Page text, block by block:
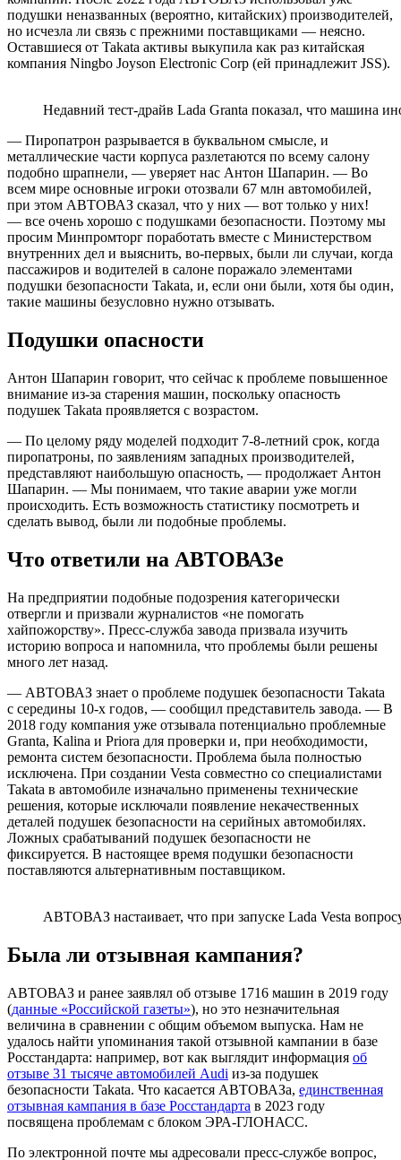
подушки неназванных (вероятно, китайских) производителей,
но исчезла ли связь с прежними поставщиками — неясно.
Оставшиеся от Takata активы выкупила как раз китайская
компания Ningbo Joyson Electronic Corp (ей принадлежит JSS).
Недавний тест-драйв Lada Granta показал, что машина
— Пиропатрон разрывается в буквальном смысле, и
металлические части корпуса разлетаются по всему салону
подобно шрапнели, — уверяет нас Антон Шапарин. — Во
всем мире основные игроки отозвали 67 млн автомобилей,
при этом АВТОВАЗ сказал, что у них — вот только у них!
— все очень хорошо с подушками безопасности. Поэтому мы
просим Минпромторг поработать вместе с Министерством
внутренних дел и выяснить, во-первых, были ли случаи, когда
пассажиров и водителей в салоне поражало элементами
подушки безопасности Takata, и, если они были, хотя бы один,
такие машины безусловно нужно отзывать.
Подушки опасности
Антон Шапарин говорит, что сейчас к проблеме повышенное
внимание из-за старения машин, поскольку опасность
подушек Takata проявляется с возрастом.
— По целому ряду моделей подходит 7-8-летний срок, когда
пиропатроны, по заявлениям западных производителей,
представляют наибольшую опасность, — продолжает Антон
Шапарин. — Мы понимаем, что такие аварии уже могли
происходить. Есть возможность статистику посмотреть и
сделать вывод, были ли подобные проблемы.
Что ответили на АВТОВАЗе
На предприятии подобные подозрения категорически
отвергли и призвали журналистов «не помогать
хайпожорству». Пресс-служба завода призвала изучить
историю вопроса и напомнила, что проблемы были решены
много лет назад.
— АВТОВАЗ знает о проблеме подушек безопасности Takata
с середины 10-х годов, — сообщил представитель завода. — В
2018 году компания уже отзывала потенциально проблемные
Granta, Kalina и Priora для проверки и, при необходимости,
ремонта систем безопасности. Проблема была полностью
исключена. При создании Vesta совместно со специалистами
Takata в автомобиле изначально применены технические
решения, которые исключали появление некачественных
деталей подушек безопасности на серийных автомобилях.
Ложных срабатываний подушек безопасности не
фиксируется. В настоящее время подушки безопасности
поставляются альтернативным поставщиком.
АВТОВАЗ настаивает, что при запуске Lada Vesta
Была ли отзывная кампания?
АВТОВАЗ и ранее заявлял об отзыве 1716 машин в 2019 году
(данные «Российской газеты»), но это незначительная
величина в сравнении с общим объемом выпуска. Нам не
удалось найти упоминания такой отзывной кампании в базе
Росстандарта: например, вот как выглядит информация об
отзыве 31 тысяче автомобилей Audi из-за подушек
безопасности Takata. Что касается АВТОВАЗа, единственная
отзывная кампания в базе Росстандарта в 2023 году
посвящена проблемам с блоком ЭРА-ГЛОНАСС.
По электронной почте мы адресовали пресс-службе вопрос,